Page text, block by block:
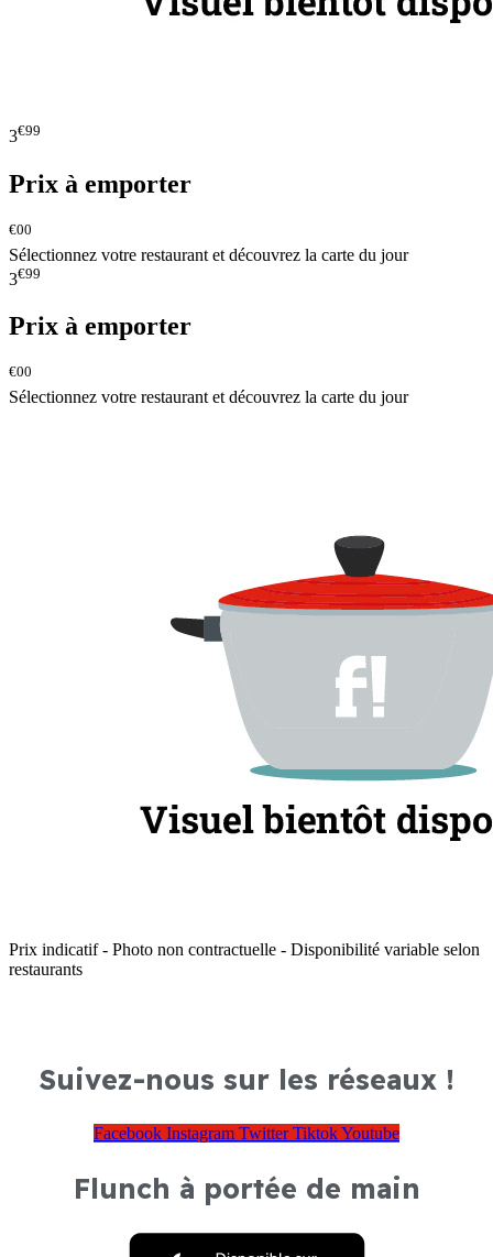
3€99
Prix à emporter
€00
Sélectionnez votre restaurant et découvrez la carte du jour
3€99
Prix à emporter
€00
Sélectionnez votre restaurant et découvrez la carte du jour
Prix indicatif - Photo non contractuelle - Disponibilité variable selon
restaurants
Suivez-nous sur les réseaux !
Facebook Instagram Twitter TiktokYoutube
Flunch à portée de main